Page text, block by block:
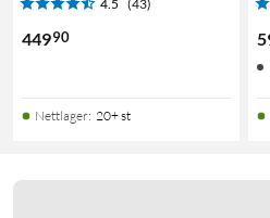
4.5 (43)
44990
Nettlager: 20+ st